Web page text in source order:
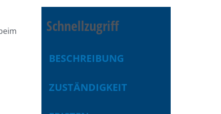
Schnellzugriff
BESCHREIBUNG
ZUSTÄNDIGKEIT